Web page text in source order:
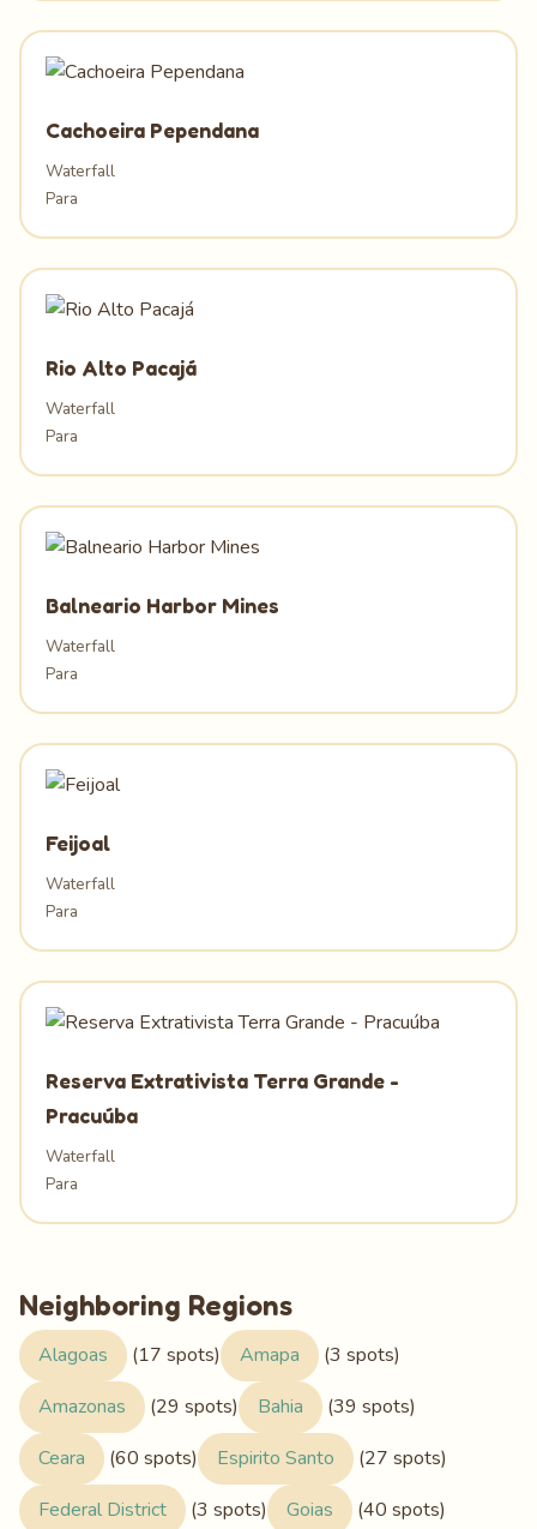
Cachoeira Pependana
Waterfall
Para
Rio Alto Pacajá
Waterfall
Para
Balneario Harbor Mines
Waterfall
Para
Feijoal
Waterfall
Para
Reserva Extrativista Terra Grande -
Pracuúba
Waterfall
Para
Neighboring Regions
Alagoas (17 spots) Amapa
(3 spots)
Amazonas
(29 spots) Bahia
(39 spots)
Ceara
(60 spots) Espirito Santo
(27 spots)
Federal District
(3 spots) Goias (40 spots)